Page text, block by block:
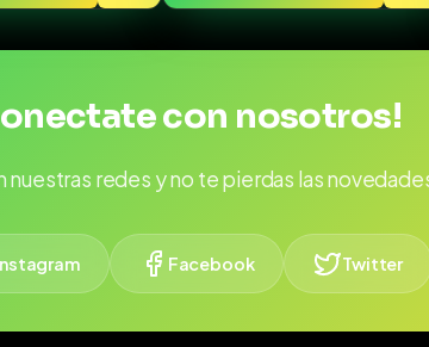
con nosotros!
nuestras redes y no te pierdas las
Facebook Twitter